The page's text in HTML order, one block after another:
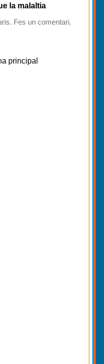
la malaltia
Fes un comentari.
principal